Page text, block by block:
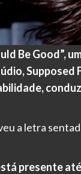
Be Good”,
a letra
presente